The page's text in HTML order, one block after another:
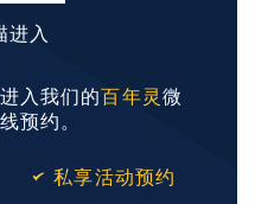
进入
入我们的 百年灵 微
预约。
私享活动预约